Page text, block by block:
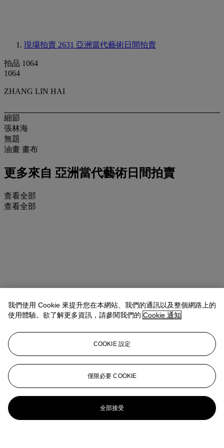
現場拍賣 2631 亞洲當代藝術日間拍賣
拍品 1064
1064
ZHANG LIN HAI
細節
張林海
無題
油畫 畫布
更多來自 亞洲當代藝術日間拍賣
查看全部
查看全部
我們使用 Cookie 來提升您在本網站、我們的通訊以及整個網路上的
使用體驗。欲了解更多資訊，請參閱我們的 Cookie 通知
COOKIE 設定
僅限必要 COOKIE
全部接受